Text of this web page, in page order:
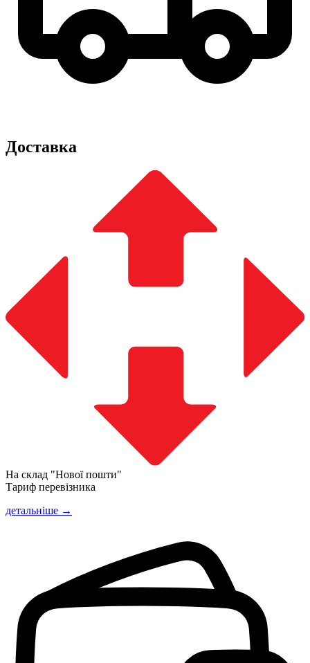
Доставка
На склад "Нової пошти"
Тариф перевізника
детальніше →